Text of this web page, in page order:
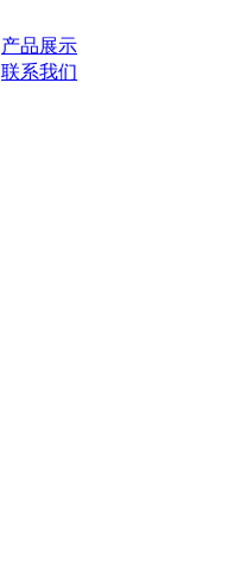
产品展示
联系我们